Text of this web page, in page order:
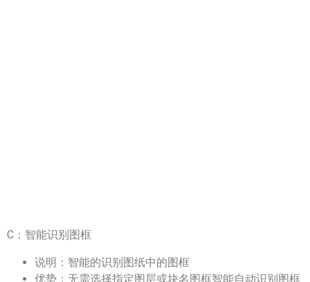
C：智能识别图框
说明：智能的识别图纸中的图框
优势：无需选择指定图层或块名图框智能自动识别图框